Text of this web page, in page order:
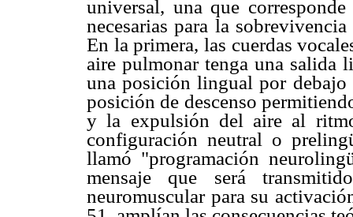
universal, una que
necesarias para la
En la primera, las cuerdas
aire pulmonar tenga una salida
una posición lingual por
posición de descenso
y la expulsión del aire al
configuración neutral o
llamó "programación
mensaje que será
neuromuscular para su